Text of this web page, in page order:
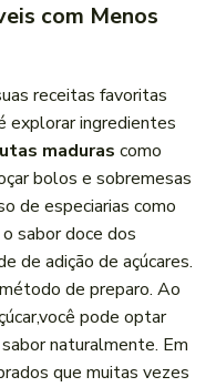
com Menos
receitas favoritas
explorar ingredientes
⁤maduras como
bolos e sobremesas
de especiarias como
sabor doce dos
de adição de açúcares.
de preparo. Ao
pode optar
naturalmente.‍ Em
que muitas vezes